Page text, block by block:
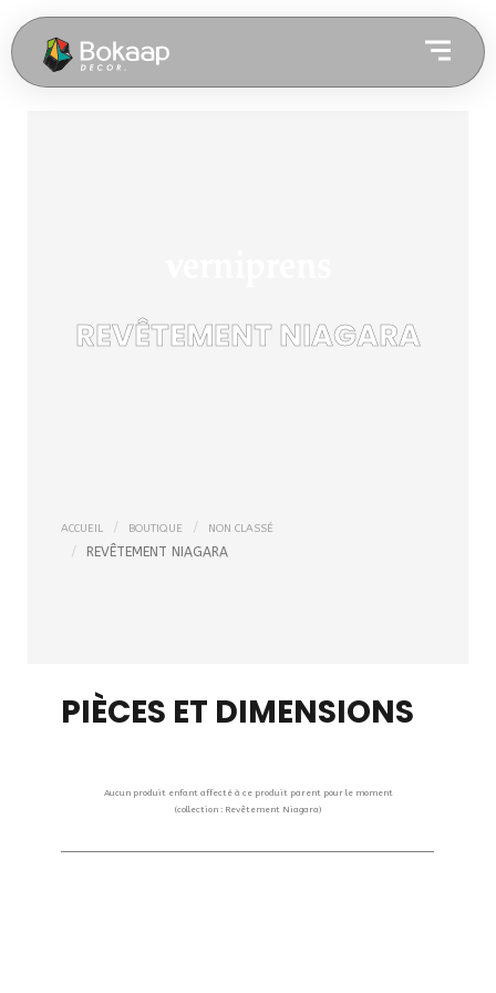
REVÊTEMENT NIAGARA
ACCUEIL BOUTIQUE NON CLASSÉ
REVÊTEMENT NIAGARA
PIÈCES ET DIMENSIONS
Aucun produit enfant affecté à ce produit parent pour le moment
(collection : Revêtement Niagara)